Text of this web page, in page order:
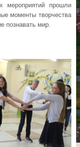
мероприятий прошли
моменты творчества
познавать мир.